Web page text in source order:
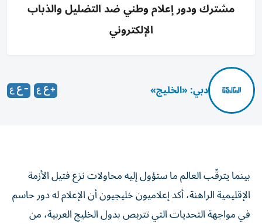
مشترك ودور إعلام وطني ضد التضليل والذباب
الإلكتروني
دبي: «الخليج»
بينما يترقّب العالم ما ستؤول إليه محاولات نزع فتيل الأزمة
الإقليمية الراهنة، أكد إعلاميون خليجيون أن الإعلام له دور حاسم
في مواجهة التحديات التي تتربص بدول الخليج العربية، من